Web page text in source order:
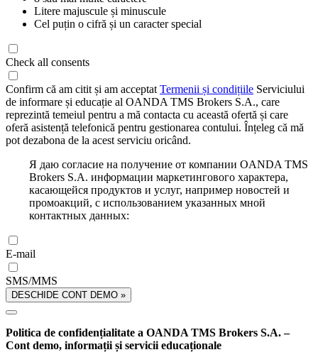
Litere majuscule și minuscule
Cel puțin o cifră și un caracter special
Check all consents
Confirm că am citit și am acceptat Termenii și condițiile Serviciului
de informare și educație al OANDA TMS Brokers S.A., care
reprezintă temeiul pentru a mă contacta cu această ofertă și care
oferă asistență telefonică pentru gestionarea contului. Înțeleg că mă
pot dezabona de la acest serviciu oricând.
Я даю согласие на получение от компании OANDA TMS
Brokers S.A. информации маркетингового характера,
касающейся продуктов и услуг, например новостей и
промоакций, с использованием указанных мной
контактных данных:
E-mail
SMS/MMS
DESCHIDE CONT DEMO »
Politica de confidențialitate a OANDA TMS Brokers S.A. –
Cont demo, informații și servicii educaționale